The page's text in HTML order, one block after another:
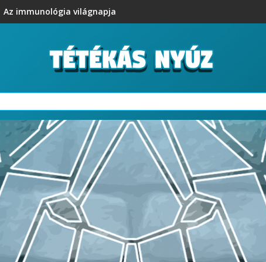
Az immunológia világnapja